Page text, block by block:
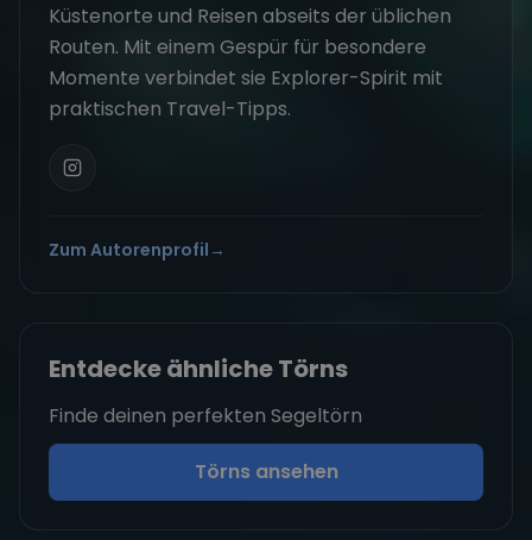
Küstenorte und Reisen abseits der üblichen
Routen. Mit einem Gespür für besondere
Momente verbindet sie Explorer-Spirit mit
praktischen Travel-Tipps.
Zum Autorenprofil →
Entdecke ähnliche Törns
Finde deinen perfekten Segeltörn
Törns ansehen